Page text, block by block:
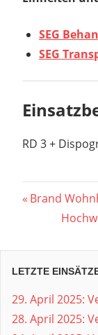
SEG
SEG
RD 3 +
Vorheriger
Beitrag:
Brand
LETZTE
29. April 2025:
28. April 2025: